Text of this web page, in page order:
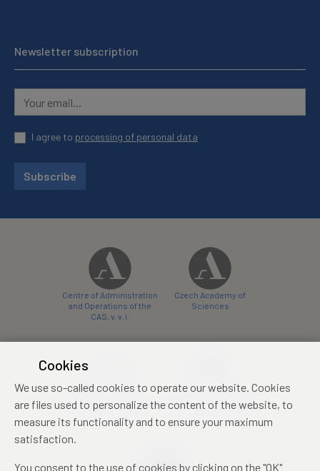
Newsletter subscription
I agree to processing of personal data
Subscribe
Centre of Administration
and Operations of the
CAS, v. v. i.
Czech Academy of
Sciences
conference centre
konferenční centrum
Cookies
We use so-called cookies to operate our website. Cookies
are files used to personalize the content of the website, to
measure its functionality and to ensure your maximum
satisfaction.
You consent to the use of cookies by clicking on the "OK"